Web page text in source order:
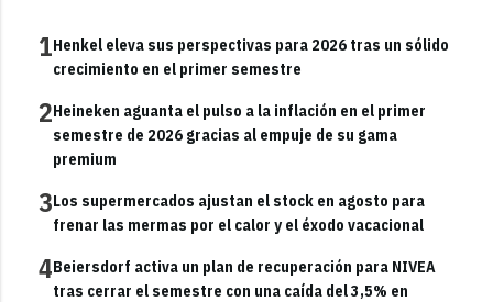
1Henkel eleva sus perspectivas para 2026 tras un sólido
crecimiento en el primer semestre
2Heineken aguanta el pulso a la inflación en el primer
semestre de 2026 gracias al empuje de su gama
premium
3Los supermercados ajustan el stock en agosto para
frenar las mermas por el calor y el éxodo vacacional
4Beiersdorf activa un plan de recuperación para NIVEA
tras cerrar el semestre con una caída del 3,5% en